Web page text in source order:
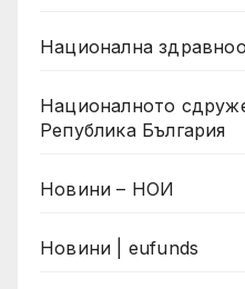
Национална
Националното
Република България
Новини – НОИ
Новини | eufunds